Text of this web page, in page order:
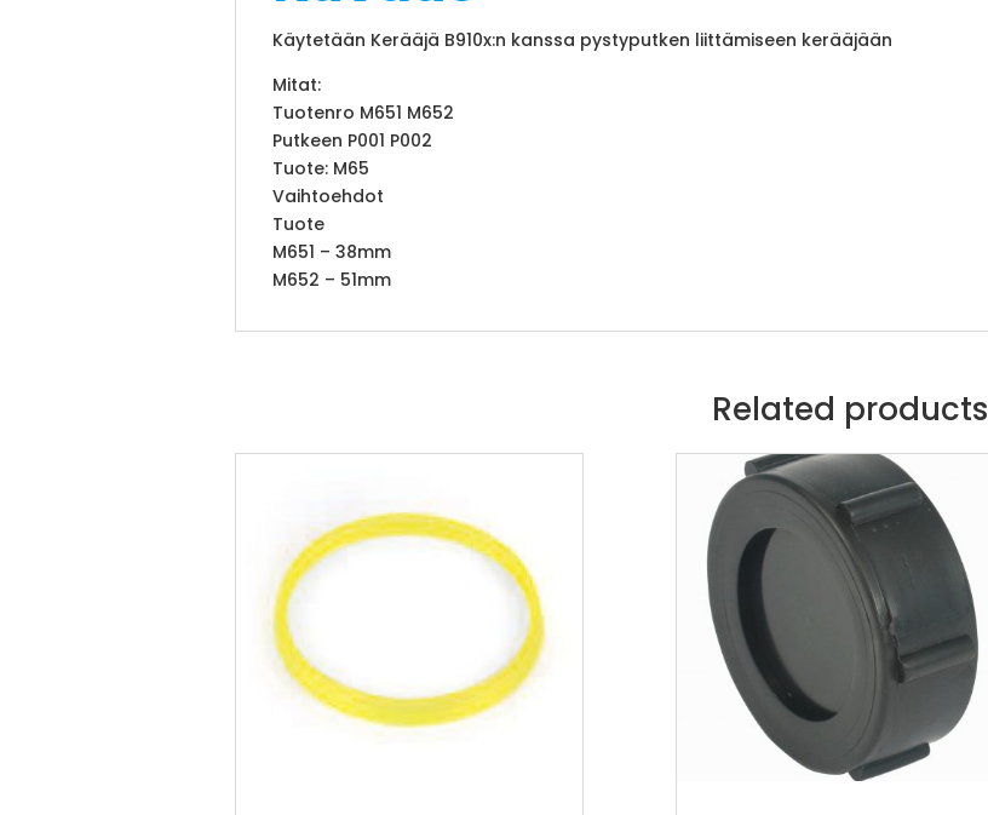
Käytetään Kerääjä B910x:n kanssa pystyputken liittämiseen kerääjään
Mitat:
Tuotenro M651 M652
Putkeen P001 P002
Tuote: M65
Vaihtoehdot
Tuote
M651 – 38mm
M652 – 51mm
Related products